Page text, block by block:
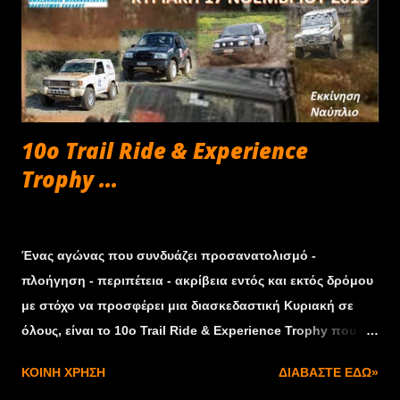
στη διεύθυνση: ΕΔΩ! Παράλληλα και αυτή την εβδομάδα
ισχύει το ραδιοφωνικό εβδομαδιαίο ραντεβού του Στράτου
Φωτεινέλη με τους φίλους των αγώνων αυτοκινήτου μέσα
από τη συχνότητα του Καναλιού 1 του Πειραιά. Όπως
κάθε εβδομάδα θα υπάρξουν τηλεφωνικές επ...
10ο Trail Ride & Experience
Trophy ...
Ένας αγώνας που συνδυάζει προσανατολισμό -
πλοήγηση - περιπέτεια - ακρίβεια εντός και εκτός δρόμου
με στόχο να προσφέρει μια διασκεδαστική Κυριακή σε
όλους, είναι το 10ο Trail Ride & Experience Trophy που θα
φορές άγνωστες διαδρομές στην ευρύτερη περιοχή του
ΚΟΙΝΉ ΧΡΉΣΗ ΔΙΑΒΆΣΤΕ ΕΔΏ»